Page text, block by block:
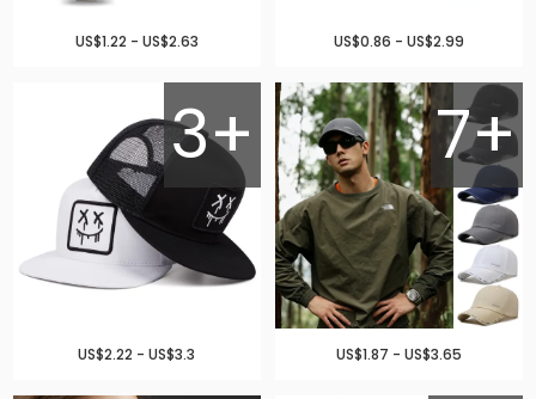
US$0.86 - US$2.99
US$1.22 - US$2.63
7+
US$1.87 - US$3.65
3+
US$2.22 - US$3.3